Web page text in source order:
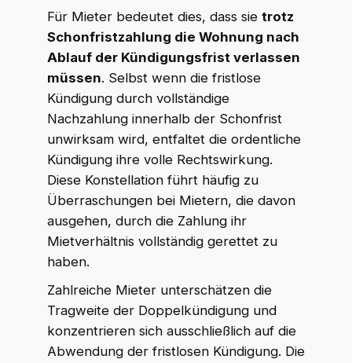
Für Mieter bedeutet dies, dass sie trotz
Schonfristzahlung die Wohnung nach
Ablauf der Kündigungsfrist verlassen
müssen. Selbst wenn die fristlose
Kündigung durch vollständige
Nachzahlung innerhalb der Schonfrist
unwirksam wird, entfaltet die ordentliche
Kündigung ihre volle Rechtswirkung.
Diese Konstellation führt häufig zu
Überraschungen bei Mietern, die davon
ausgehen, durch die Zahlung ihr
Mietverhältnis vollständig gerettet zu
haben.
Zahlreiche Mieter unterschätzen die
Tragweite der Doppelkündigung und
konzentrieren sich ausschließlich auf die
Abwendung der fristlosen Kündigung. Die